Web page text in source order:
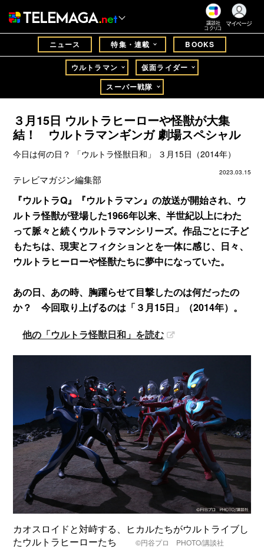
講談社
コクリコ
マイページ
ニュース 特集・連載 BOOKS
ウルトラマン
仮面ライダー
スーパー戦隊
３月15日 ウルトラヒーローや怪獣が大集
結！ ウルトラマンギンガ 劇場スペシャル
今日は何の日？ 「ウルトラ怪獣日和」 ３月15日（2014年）
2023.03.15
テレビマガジン編集部
『ウルトラQ』『ウルトラマン』の放送が開始され、ウ
ルトラ怪獣が登場した1966年以来、半世紀以上にわた
って脈々と続くウルトラマンシリーズ。作品ごとに子ど
もたちは、現実とフィクションとを一体に感じ、日々、
ウルトラヒーローや怪獣たちに夢中になっていた。
あの日、あの時、胸躍らせて目撃したのは何だったの
か？ 今回取り上げるのは「３月15日」（2014年）。
他の「ウルトラ怪獣日和」を読む
カオスロイドと対峙する、ヒカルたちがウルトライブし
たウルトラヒーローたち©円谷プロ PHOTO/講談社